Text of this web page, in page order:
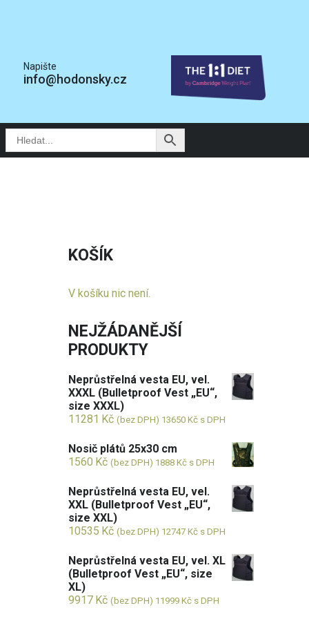
Napište
info@hodonsky.cz
KOŠÍK
V košíku nic není.
NEJŽÁDANĚJŠÍ
PRODUKTY
Neprůstřelná vesta EU, vel.
XXXL (Bulletproof Vest „EU“,
size XXXL)
11281 Kč (bez DPH) 13650 Kč s DPH
Nosič plátů 25x30 cm
1560 Kč (bez DPH) 1888 Kč s DPH
Neprůstřelná vesta EU, vel.
XXL (Bulletproof Vest „EU“,
size XXL)
10535 Kč (bez DPH) 12747 Kč s DPH
Neprůstřelná vesta EU, vel. XL
(Bulletproof Vest „EU“, size
XL)
9917 Kč (bez DPH) 11999 Kč s DPH